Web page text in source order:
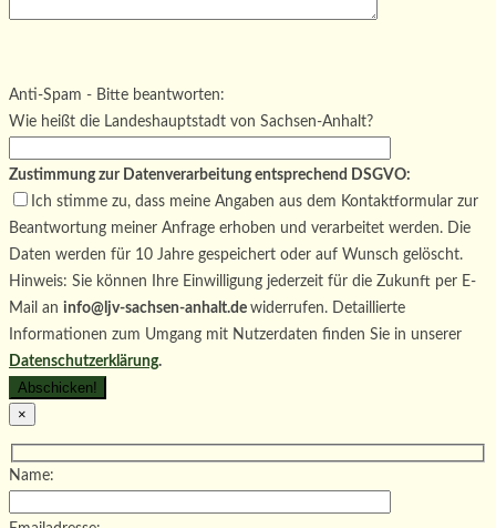
Bitte lasse dieses Feld leer.
Anti-Spam - Bitte beantworten:
Wie heißt die Landeshauptstadt von Sachsen-Anhalt?
Zustimmung zur Datenverarbeitung entsprechend DSGVO:
Ich stimme zu, dass meine Angaben aus dem Kontaktformular zur
Beantwortung meiner Anfrage erhoben und verarbeitet werden. Die
Daten werden für 10 Jahre gespeichert oder auf Wunsch gelöscht.
Hinweis: Sie können Ihre Einwilligung jederzeit für die Zukunft per E-
Mail an info@ljv-sachsen-anhalt.de widerrufen. Detaillierte
Informationen zum Umgang mit Nutzerdaten finden Sie in unserer
Datenschutzerklärung.
×
Name: